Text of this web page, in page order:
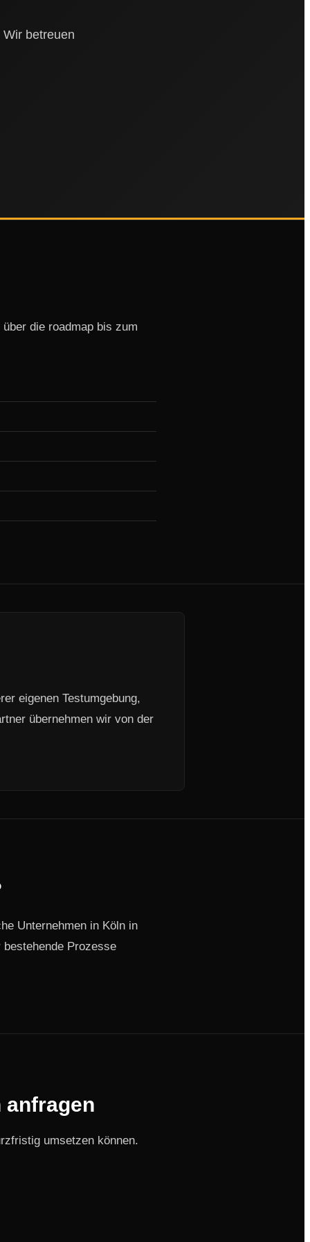
betreuen
die roadmap bis zum
eigenen Testumgebung,
übernehmen wir von der
Unternehmen in Köln in
Prozesse
umsetzen können.